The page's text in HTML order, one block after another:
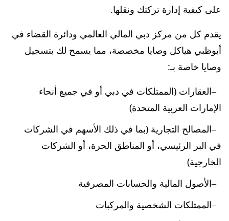
على كيفية إدارة تركتك ونقلها.
يقدم كل من مركز دبي المالي العالمي ودائرة القضاء في
أبوظبي هياكل وصايا مخصصة، مما يسمح لك بتسجيل
وصايا خاصة بـ:
العقارات (الممتلكات في دبي أو في جميع أنحاء
الإمارات العربية المتحدة)
المصالح التجارية (بما في ذلك الأسهم في الشركات
في البر الرئيسي، أو المناطق الحرة، أو الشركات
الخارجية)
الأصول المالية والحسابات المصرفية
الممتلكات الشخصية والمركبات